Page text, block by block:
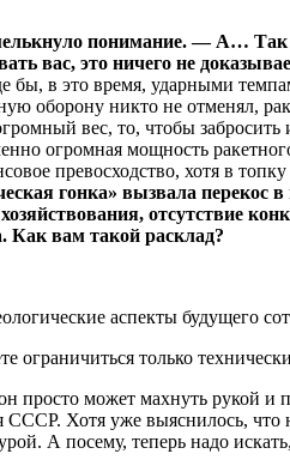
понимание. — А… Так
вас, это ничего не
в это время, ударными
оборону никто не отменял,
вес, то, чтобы
огромная мощность
превосходство, хотя в
гонка» вызвала
отсутствие
Как вам такой расклад?
аспекты будущего
только
может махнуть рукой и
Хотя уже выяснилось, что
А посему, теперь надо